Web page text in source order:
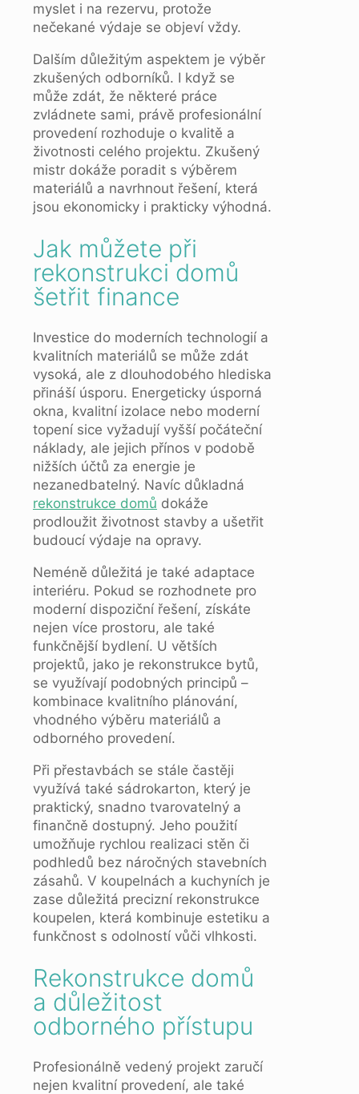
myslet i na rezervu, protože
nečekané výdaje se objeví vždy.
Dalším důležitým aspektem je výběr
zkušených odborníků. I když se
může zdát, že některé práce
zvládnete sami, právě profesionální
provedení rozhoduje o kvalitě a
životnosti celého projektu. Zkušený
mistr dokáže poradit s výběrem
materiálů a navrhnout řešení, která
jsou ekonomicky i prakticky výhodná.
Jak můžete při
rekonstrukci domů
šetřit finance
Investice do moderních technologií a
kvalitních materiálů se může zdát
vysoká, ale z dlouhodobého hlediska
přináší úsporu. Energeticky úsporná
okna, kvalitní izolace nebo moderní
topení sice vyžadují vyšší počáteční
náklady, ale jejich přínos v podobě
nižších účtů za energie je
nezanedbatelný. Navíc důkladná
rekonstrukce domů dokáže
prodloužit životnost stavby a ušetřit
budoucí výdaje na opravy.
Neméně důležitá je také adaptace
interiéru. Pokud se rozhodnete pro
moderní dispoziční řešení, získáte
nejen více prostoru, ale také
funkčnější bydlení. U větších
projektů, jako je rekonstrukce bytů,
se využívají podobných principů –
kombinace kvalitního plánování,
vhodného výběru materiálů a
odborného provedení.
Při přestavbách se stále častěji
využívá také sádrokarton, který je
praktický, snadno tvarovatelný a
finančně dostupný. Jeho použití
umožňuje rychlou realizaci stěn či
podhledů bez náročných stavebních
zásahů. V koupelnách a kuchyních je
zase důležitá precizní rekonstrukce
koupelen, která kombinuje estetiku a
funkčnost s odolností vůči vlhkosti.
Rekonstrukce domů
a důležitost
odborného přístupu
Profesionálně vedený projekt zaručí
nejen kvalitní provedení, ale také